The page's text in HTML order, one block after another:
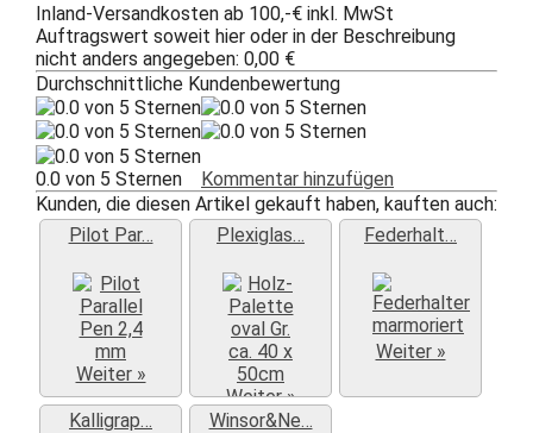
Inland-Versandkosten ab 100,-€ inkl. MwSt
Auftragswert soweit hier oder in der Beschreibung
nicht anders angegeben: 0,00 €
Durchschnittliche Kundenbewertung
0.0 von 5 Sternen Kommentar hinzufügen
Kunden, die diesen Artikel gekauft haben, kauften auch:
Pilot Par…
Weiter »
Plexiglas…
Weiter »
Federhalt…
Weiter »
Kalligrap… Winsor&Ne…